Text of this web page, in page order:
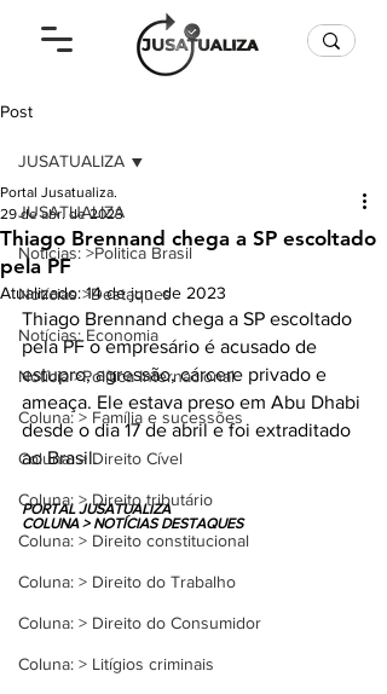
Post
JUSATUALIZA
Notícias: >Politica Brasil
Notícias >Destaques
Notícias: Economia
Notícia >Política Internacional
Coluna: > Família e sucessões
Coluna: > Direito Cível
Coluna: > Direito tributário
Coluna: > Direito constitucional
Coluna: > Direito do Trabalho
Coluna: > Direito do Consumidor
Coluna: > Litígios criminais
JUSATUALIZA
Thiago Brennand chega a SP escoltado
pela PF
Portal Jusatualiza.
29 de abr. de 2023
Atualizado:14 de jun. de 2023
Thiago Brennand chega a SP escoltado
pela PF o empresário é acusado de
estupro, agressão, cárcere privado e
ameaça. Ele estava preso em Abu Dhabi
desde o dia 17 de abril e foi extraditado
ao Brasil.
PORTAL JUSATUALIZA
COLUNA > NOTÍCIAS DESTAQUES